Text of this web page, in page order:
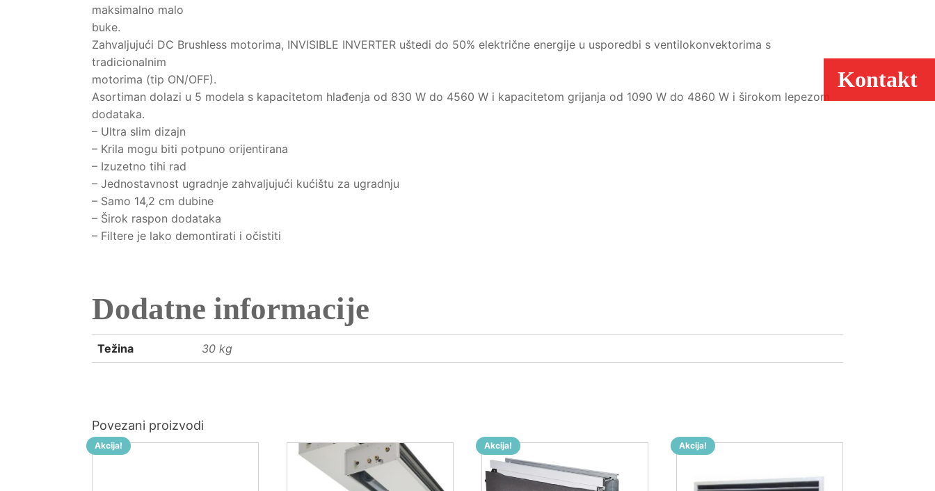
maksimalno malo
buke.
Zahvaljujući DC Brushless motorima, INVISIBLE INVERTER uštedi do 50% električne energije u usporedbi s ventilokonvektorima s
tradicionalnim
motorima (tip ON/OFF).
Asortiman dolazi u 5 modela s kapacitetom hlađenja od 830 W do 4560 W i kapacitetom grijanja od 1090 W do 4860 W i širokom lepezom
dodataka.
– Ultra slim dizajn
– Krila mogu biti potpuno orijentirana
– Izuzetno tihi rad
– Jednostavnost ugradnje zahvaljujući kućištu za ugradnju
– Samo 14,2 cm dubine
– Širok raspon dodataka
– Filtere je lako demontirati i očistiti
Dodatne informacije
Težina 30 kg
Povezani proizvodi
Akcija! Akcija! Akcija!
Kontakt